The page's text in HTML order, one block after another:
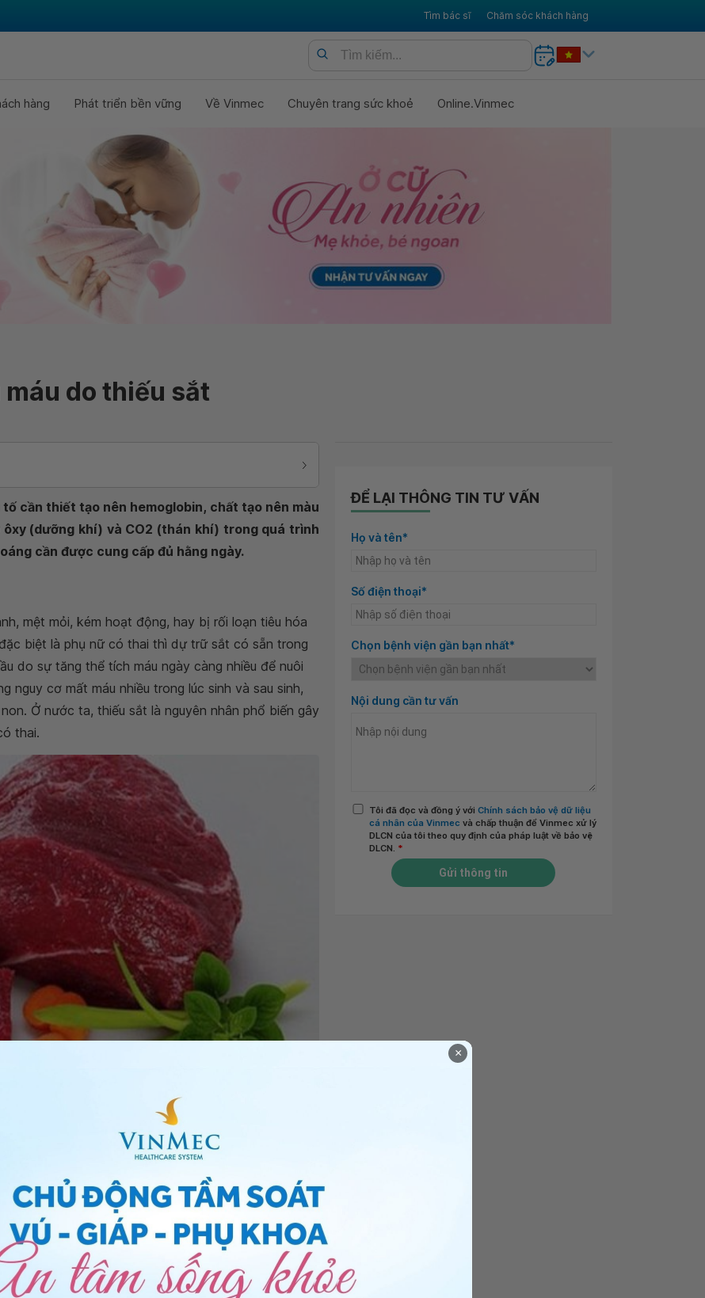
Tìm bác sĩ Chăm sóc khách hàng
hàng Phát triển bền vững Về Vinmec Chuyên trang sức khoẻ Online.Vinmec
do thiếu sắt
cần thiết tạo nên hemoglobin, chất tạo nên màu
(dưỡng khí) và CO2 (thán khí) trong quá trình
cần được cung cấp đủ hằng ngày.
mệt mỏi, kém hoạt động, hay bị rối loạn tiêu hóa
biệt là phụ nữ có thai thì dự trữ sắt có sẵn trong
do sự tăng thể tích máu ngày càng nhiều để nuôi
nguy cơ mất máu nhiều trong lúc sinh và sau sinh,
Ở nước ta, thiếu sắt là nguyên nhân phổ biến gây
thai.
có màu đỏ như thịt lợn, thịt bò, gan, các loại rau
Thiếu máu do thiếu sắt ở phụ nữ trong độ tuổi
phòng được bằng cách uống bổ sung viên thuốc
Riêng đối với phụ nữ có thai, ngoài ăn chế độ ăn
sắt và vừa cả acid folic trong suốt thai kỳ cho
để phòng dị tật ống thần kinhcho thai nhi).
ĐỂ LẠI THÔNG TIN TƯ VẤN
Họ và tên*
Số điện thoại*
Chọn bệnh viện gần bạn nhất*
Nội dung cần tư vấn
Tôi đã đọc và đồng ý với Chính sách bảo vệ dữ liệu
cá nhân của Vinmec và chấp thuận để Vinmec xử lý
DLCN của tôi theo quy định của pháp luật về bảo vệ
DLCN. *
Gửi thông tin
×